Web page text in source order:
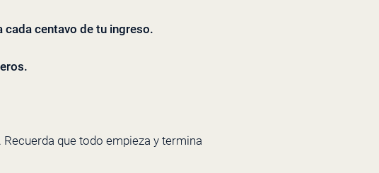
cada centavo de tu ingreso.
que todo empieza y termina